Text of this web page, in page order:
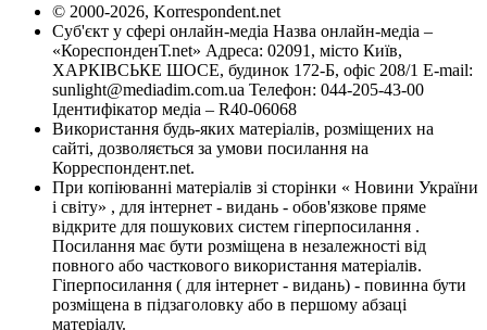
© 2000-2026, Korrespondent.net
Суб'єкт у сфері онлайн-медіа Назва онлайн-медіа –
«КореспонденТ.net» Адреса: 02091, місто Київ,
ХАРКІВСЬКЕ ШОСЕ, будинок 172-Б, офіс 208/1 E-mail:
sunlight@mediadim.com.ua Телефон: 044-205-43-00
Ідентифікатор медіа – R40-06068
Використання будь-яких матеріалів, розміщених на
сайті, дозволяється за умови посилання на
Корреспондент.net.
При копіюванні матеріалів зі сторінки « Новини України
і світу» , для інтернет - видань - обов'язкове пряме
відкрите для пошукових систем гіперпосилання .
Посилання має бути розміщена в незалежності від
повного або часткового використання матеріалів.
Гіперпосилання ( для інтернет - видань) - повинна бути
розміщена в підзаголовку або в першому абзаці
матеріалу.